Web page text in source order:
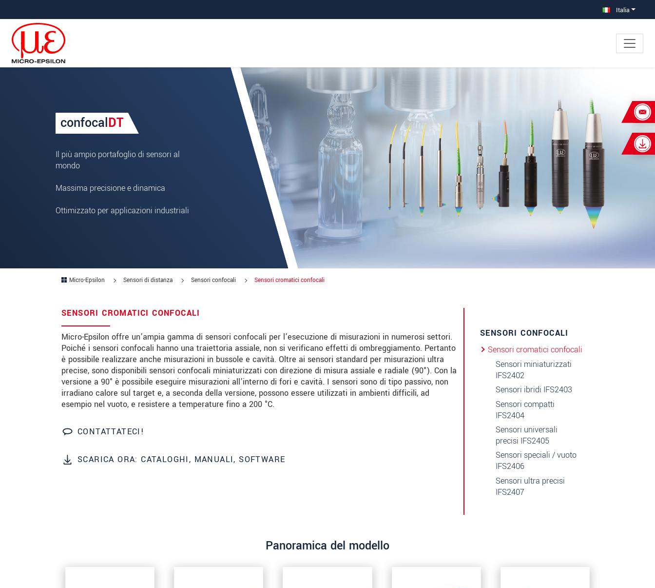
Italia
confocalDT
Il più ampio portafoglio di sensori al
mondo
Massima precisione e dinamica
Ottimizzato per applicazioni industriali
Micro-Epsilon Sensori di distanza Sensori confocali Sensori cromatici confocali
SENSORI CROMATICI CONFOCALI
Micro-Epsilon offre un’ampia gamma di sensori confocali per l’esecuzione di misurazioni in numerosi settori.
Poiché i sensori confocali hanno una traiettoria assiale, non si verificano effetti di ombreggiamento. Pertanto
è possibile realizzare anche misurazioni in bussole e cavità. Oltre ai sensori standard per misurazioni ultra
precise, sono disponibili sensori confocali miniaturizzati con direzione di misura assiale e radiale (90°). Con la
versione a 90° è possibile eseguire misurazioni all’interno di fori e cavità. I sensori sono di tipo passivo, non
irradiano calore sul target e, a seconda della versione, possono essere utilizzati in ambienti difficili, ad
esempio nel vuoto, e resistere a temperature fino a 200 °C.
CONTATTATECI!
SCARICA ORA: CATALOGHI, MANUALI, SOFTWARE
SENSORI CONFOCALI
Sensori cromatici confocali
Sensori miniaturizzati
IFS2402
Sensori ibridi IFS2403
Sensori compatti
IFS2404
Sensori universali
precisi IFS2405
Sensori speciali / vuoto
IFS2406
Sensori ultra precisi
IFS2407
Panoramica del modello
La vostra richiesta di: Sensori cromatici confocali
Titolo*
Nome*
Indirizzo
Paese
E-mail*
Messaggio*
Vi prego di tenermi informato sulle innovazioni dei prodotti via e-mail.
We treat your data confidentially. Please read our
INVIA MESSAGGIO